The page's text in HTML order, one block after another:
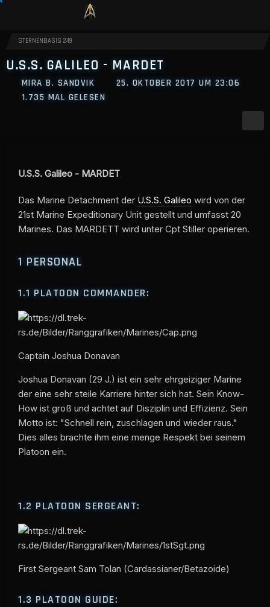
STERNENBASIS 249
U.S.S. GALILEO - MARDET
MIRA B. SANDVIK
25. OKTOBER 2017 UM 23:06
1.735 MAL GELESEN
U.S.S. Galileo - MARDET
Das Marine Detachment der U.S.S. Galileo wird von der
21st Marine Expeditionary Unit gestellt und umfasst 20
Marines. Das MARDETT wird unter Cpt Stiller operieren.
1 PERSONAL
1.1 PLATOON COMMANDER:
Captain Joshua Donavan
Joshua Donavan (29 J.) ist ein sehr ehrgeiziger Marine
der eine sehr steile Karriere hinter sich hat. Sein Know-
How ist groß und achtet auf Disziplin und Effizienz. Sein
Motto ist: "Schnell rein, zuschlagen und wieder raus."
Dies alles brachte ihm eine menge Respekt bei seinem
Platoon ein.
1.2 PLATOON SERGEANT:
First Sergeant Sam Tolan (Cardassianer/Betazoide)
1.3 PLATOON GUIDE: